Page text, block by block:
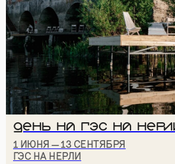
ДЕНЬ НА ГЭС НА
1 ИЮНЯ — 13 СЕНТЯБРЯ
ГЭС НА НЕРЛИ
Даюсогласие на рассылку
Даю согласие на обработку персональных данных
для рассылки
Ознакомлен и согласен сполитикой
конфиденциальности
ПОДПИСАТЬСЯ